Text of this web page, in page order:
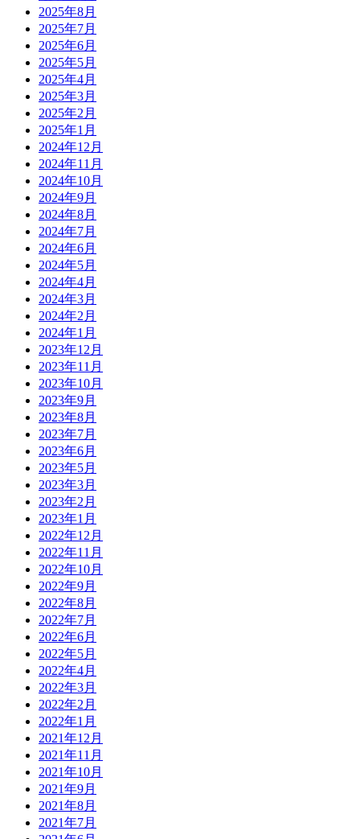
2025年8月
2025年7月
2025年6月
2025年5月
2025年4月
2025年3月
2025年2月
2025年1月
2024年12月
2024年11月
2024年10月
2024年9月
2024年8月
2024年7月
2024年6月
2024年5月
2024年4月
2024年3月
2024年2月
2024年1月
2023年12月
2023年11月
2023年10月
2023年9月
2023年8月
2023年7月
2023年6月
2023年5月
2023年3月
2023年2月
2023年1月
2022年12月
2022年11月
2022年10月
2022年9月
2022年8月
2022年7月
2022年6月
2022年5月
2022年4月
2022年3月
2022年2月
2022年1月
2021年12月
2021年11月
2021年10月
2021年9月
2021年8月
2021年7月